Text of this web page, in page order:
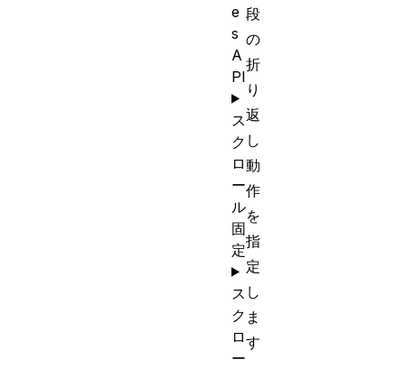
段
の
折
り
返
し
動
作
を
指
定
し
ま
す
e
s
A
PI
ス
ク
ロ
ー
ル
固
定
ス
ク
ロ
ー